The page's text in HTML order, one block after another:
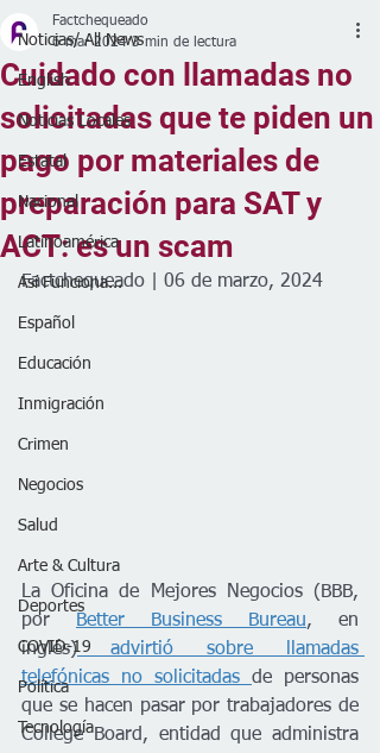
Noticias/ All News
English
Noticias Locales
Estatal
Nacional
Latinoamérica
Así Funciona...
Español
Educación
Inmigración
Crimen
Negocios
Salud
Arte & Cultura
Deportes
COVID-19
Política
Tecnología
Cuidado con llamadas no
solicitadas que te piden un
pago por materiales de
preparación para SAT y
ACT: es un scam
Factchequeado
6 mar 2024 3 min de lectura
Factchequeado | 06 de marzo, 2024
La Oficina de Mejores Negocios (BBB,
por Better Business Bureau, en
inglés) advirtió sobre llamadas
telefónicas no solicitadas de personas
que se hacen pasar por trabajadores de
College Board, entidad que administra